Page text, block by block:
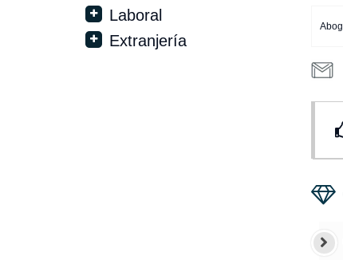
Laboral
Extranjería